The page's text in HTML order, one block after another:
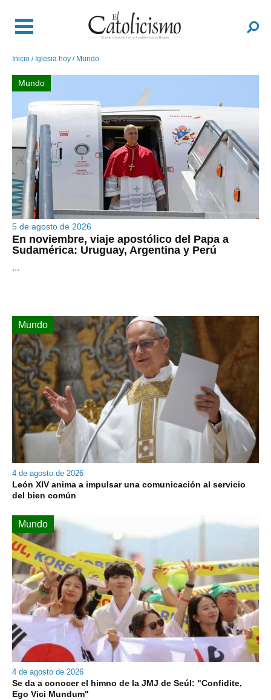
contenido
Buscar
Sobrescribir
enlaces
de
ayuda
a
la
navegación
Inicio Iglesia hoy Mundo
Mundo
5 de agosto de 2026
En noviembre, viaje apostólico del Papa a
Sudamérica: Uruguay, Argentina y Perú
En noviembre, viaje apostólico del Papa a
Sudamérica: Uruguay, Argentina y Perú
...
Mundo
4 de agosto de 2026
León XIV anima a impulsar una comunicación al servicio
del bien común
Mundo
4 de agosto de 2026
Se da a conocer el himno de la JMJ de Seúl: "Confidite,
Ego Vici Mundum"